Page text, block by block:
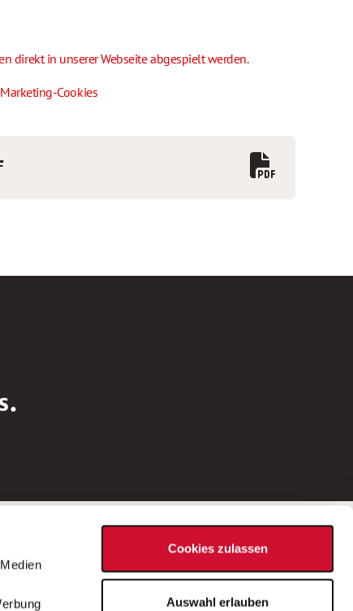
Cookies zulassen
Auswahl erlauben
direkt in unserer Webseite abgespielt werden.
Cookies
Bei Fragen zu einer Stellenausschreibung